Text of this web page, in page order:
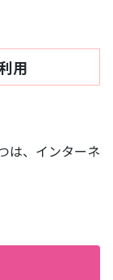
用
は、インターネ